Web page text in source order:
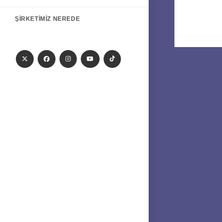
ŞIRKETIMIZ NEREDE